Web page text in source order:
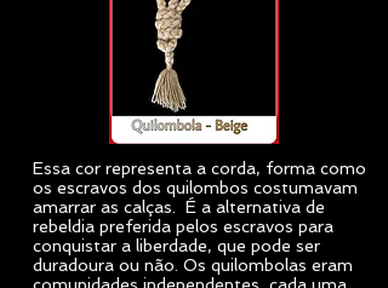
Essa cor representa a corda, forma como
os escravos dos quilombos costumavam
amarrar as calças. É a alternativa de
rebeldia preferida pelos escravos para
conquistar a liberdade, que pode ser
duradoura ou não. Os quilombolas eram